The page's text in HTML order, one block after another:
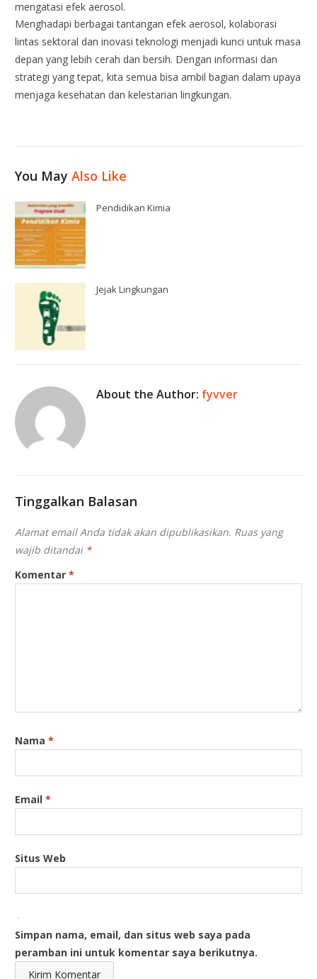
mengatasi efek aerosol.
Menghadapi berbagai tantangan efek aerosol, kolaborasi
lintas sektoral dan inovasi teknologi menjadi kunci untuk masa
depan yang lebih cerah dan bersih. Dengan informasi dan
strategi yang tepat, kita semua bisa ambil bagian dalam upaya
menjaga kesehatan dan kelestarian lingkungan.
You MayAlso Like
Pendidikan Kimia
Jejak Lingkungan
About the Author: fyvver
Tinggalkan Balasan
Alamat email Anda tidak akan dipublikasikan. Ruas yang
wajib ditandai *
Komentar*
Nama*
Email*
Situs Web
Simpan nama, email, dan situs web saya pada
peramban ini untuk komentar saya berikutnya.